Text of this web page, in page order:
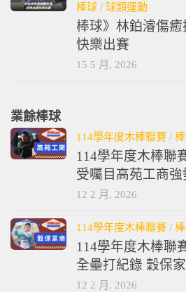
棒球 / 球類運動
棒球》林鉑濬傷
快樂出賽
15 5 月, 2026
業餘棒球
114學年度木棒聯賽 /
114學年度木棒聯
受囑目高苑工商
12 2 月, 2026
114學年度木棒聯賽 /
114學年度木棒聯
全壘打紀錄 穀保
12 2 月, 2026